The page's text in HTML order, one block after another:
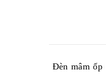
Đèn mâm ốp